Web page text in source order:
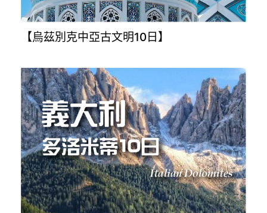
【烏茲別克中亞古文明10日】